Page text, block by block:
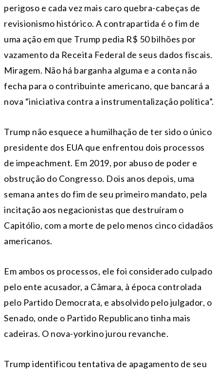
perigoso e cada vez mais caro quebra-cabeças de
revisionismo histórico. A contrapartida é o fim de
uma ação em que Trump pedia R$ 50 bilhões por
vazamento da Receita Federal de seus dados fiscais.
Miragem. Não há barganha alguma e a conta não
fecha para o contribuinte americano, que bancará a
nova “iniciativa contra a instrumentalização política”.
Trump não esquece a humilhação de ter sido o único
presidente dos EUA que enfrentou dois processos
de impeachment. Em 2019, por abuso de poder e
obstrução do Congresso. Dois anos depois, uma
semana antes do fim de seu primeiro mandato, pela
incitação aos negacionistas que destruíram o
Capitólio, com a morte de pelo menos cinco cidadãos
americanos.
Em ambos os processos, ele foi considerado culpado
pelo ente acusador, a Câmara, à época controlada
pelo Partido Democrata, e absolvido pelo julgador, o
Senado, onde o Partido Republicano tinha mais
cadeiras. O nova-yorkino jurou revanche.
Trump identificou tentativa de apagamento de seu